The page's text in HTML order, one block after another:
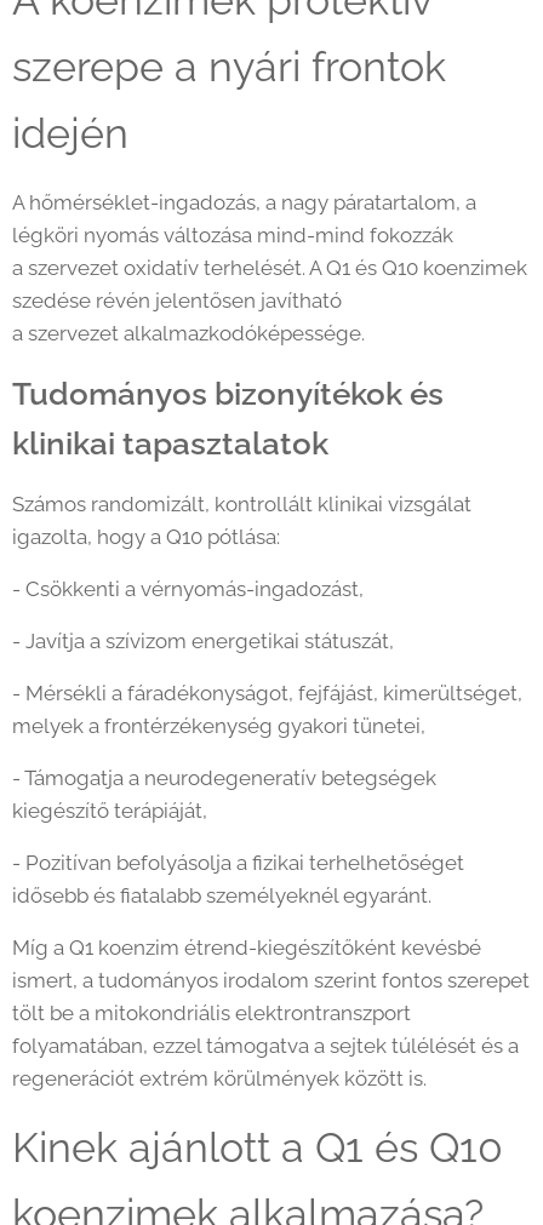
szerepe a nyári frontok
idején
A hőmérséklet-ingadozás, a nagy páratartalom, a
légköri nyomás változása mind-mind fokozzák
a szervezet oxidatív terhelését. A Q1 és Q10 koenzimek
szedése révén jelentősen javítható
a szervezet alkalmazkodóképessége.
Tudományos bizonyítékok és
klinikai tapasztalatok
Számos randomizált, kontrollált klinikai vizsgálat
igazolta, hogy a Q10 pótlása:
- Csökkenti a vérnyomás-ingadozást,
- Javítja a szívizom energetikai státuszát,
- Mérsékli a fáradékonyságot, fejfájást, kimerültséget,
melyek a frontérzékenység gyakori tünetei,
- Támogatja a neurodegeneratív betegségek
kiegészítő terápiáját,
- Pozitívan befolyásolja a fizikai terhelhetőséget
idősebb és fiatalabb személyeknél egyaránt.
Míg a Q1 koenzim étrend-kiegészítőként kevésbé
ismert, a tudományos irodalom szerint fontos szerepet
tölt be a mitokondriális elektrontranszport
folyamatában, ezzel támogatva a sejtek túlélését és a
regenerációt extrém körülmények között is.
Kinek ajánlott a Q1 és Q10
koenzimek alkalmazása?